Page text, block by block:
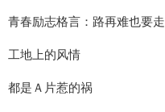
青春励志格言：路再难也要走
工地上的风情
都是Ａ片惹的祸